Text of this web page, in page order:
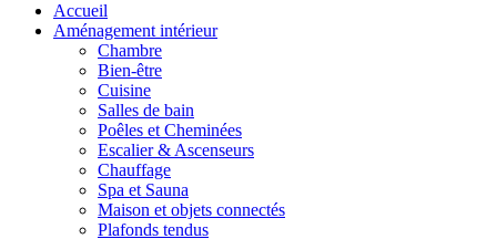
Accueil
Aménagement intérieur
Chambre
Bien-être
Cuisine
Salles de bain
Poêles et Cheminées
Escalier & Ascenseurs
Chauffage
Spa et Sauna
Maison et objets connectés
Plafonds tendus